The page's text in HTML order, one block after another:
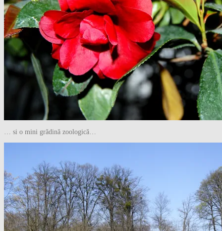
… si o mini grădină zoologică…